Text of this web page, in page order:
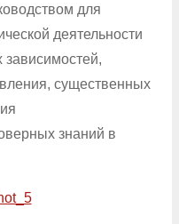
для
деятельности
существенных
знаний в